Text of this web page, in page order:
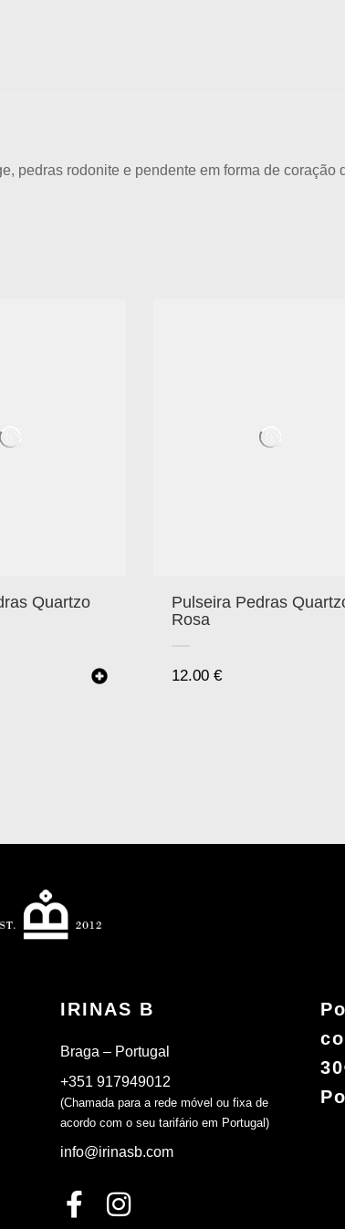
pedras rodonite e pendente em forma de coração
Quartzo
Pulseira Pedras
Rosa
12.00 €
IRINAS B
Braga – Portugal
+351 917949012
(Chamada para a rede móvel ou fixa de
acordo com o seu tarifário em Portugal)
info@irinasb.com